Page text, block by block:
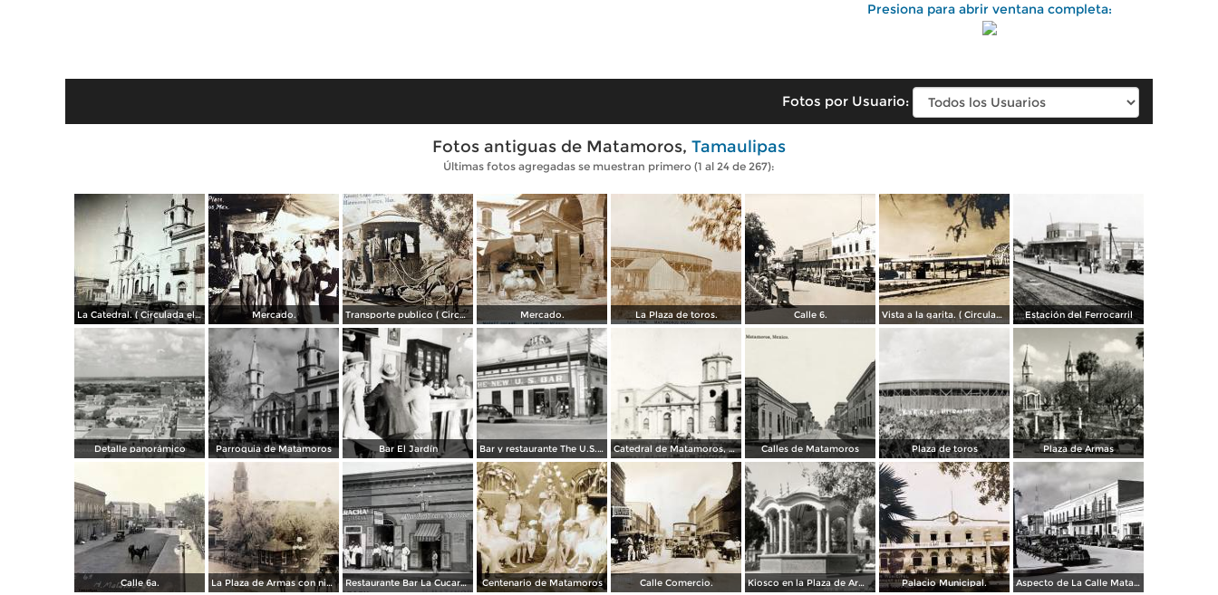
Presiona para abrir ventana completa:
Fotos por Usuario:
Fotos antiguas de Matamoros, Tamaulipas
Últimas fotos agregadas se muestran primero (1 al 24 de 267):
La Catedral. ( Circulada el 6 de Noviembre de 1944 ). Mercado. Transporte publico ( Circulada el 20 de Febrero de 1921 ). Mercado. La Plaza de toros. Calle 6. Vista a la garita. ( Circulada el 9 de Julio de 1956 ). Estación del Ferrocarril
Detalle panorámico Parroquia de Matamoros Bar El Jardín Bar y restaurante The U.S. Bar Catedral de Matamoros, dañada por el huracán del 4 de septiembre de 1933 Calles de Matamoros Plaza de toros Plaza de Armas
Calle 6a. La Plaza de Armas con nieve en los arboles. Restaurante Bar La Cucaracha ( Circulada el 20 de Febrero de 1948 ). Centenario de Matamoros Calle Comercio. Kiosco en la Plaza de Armas Palacio Municipal. Aspecto de La Calle Matamoros ( Circulada el 6 de Enero de 1951 ).